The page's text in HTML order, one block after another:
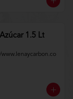
1.5 Lt